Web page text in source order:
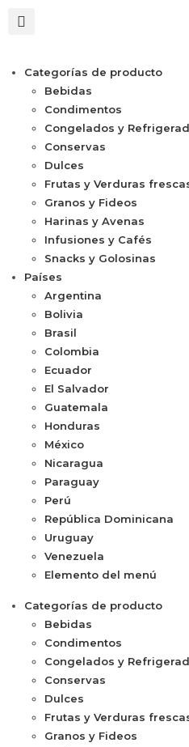
Categorías de producto
Bebidas
Condimentos
Congelados y
Conservas
Dulces
Frutas y Verduras
Granos y Fideos
Harinas y Avenas
Infusiones y Cafés
Snacks y Golosinas
Países
Argentina
Bolivia
Brasil
Colombia
Ecuador
El Salvador
Guatemala
Honduras
México
Nicaragua
Paraguay
Perú
República Dominicana
Uruguay
Venezuela
Elemento del menú
Categorías de producto
Bebidas
Condimentos
Congelados y
Conservas
Dulces
Frutas y Verduras
Granos y Fideos